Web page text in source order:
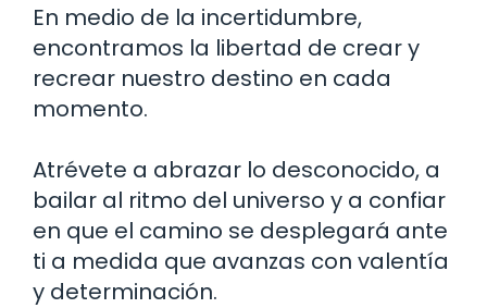
En medio de la incertidumbre,
encontramos la libertad de crear y
recrear nuestro destino en cada
momento.
Atrévete a abrazar lo desconocido, a
bailar al ritmo del universo y a confiar
en que el camino se desplegará ante
ti a medida que avanzas con valentía
y determinación.